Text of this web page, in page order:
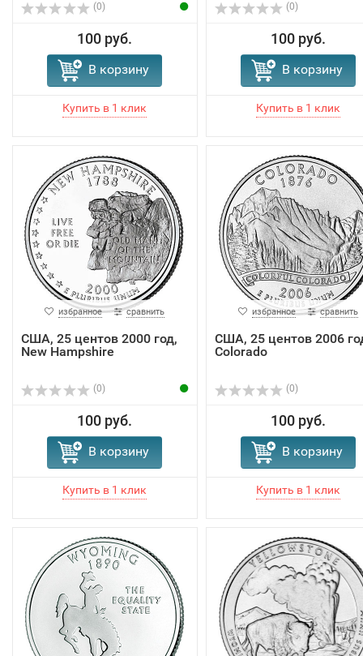
(0)
100 руб.
В корзину
(0)
100 руб.
В корзину
избранное сравнить
США, 25 центов 2000 год,
New Hampshire
(0)
100 руб.
В корзину
избранное сравнить
США, 25 центов 2006
Colorado
(0)
100 руб.
В корзину